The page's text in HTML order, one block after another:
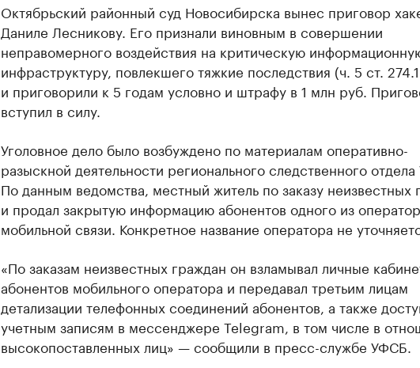
Октябрьский районный суд Новосибирска вынес приговор
Даниле Лесникову. Его признали виновным в совершении
неправомерного воздействия на критическую
инфраструктуру, повлекшего тяжкие последствия (ч. 5 ст.
и приговорили к 5 годам условно и штрафу в 1 млн руб.
вступил в силу.
Уголовное дело было возбуждено по материалам оперативно-
разыскной деятельности регионального следственного
По данным ведомства, местный житель по заказу неизвестных
и продал закрытую информацию абонентов одного из
мобильной связи. Конкретное название оператора не
«По заказам неизвестных граждан он взламывал личные
абонентов мобильного оператора и передавал третьим лицам
детализации телефонных соединений абонентов, а также
учетным записям в мессенджере Telegram, в том числе в
высокопоставленных лиц» — сообщили в пресс-службе УФСБ.